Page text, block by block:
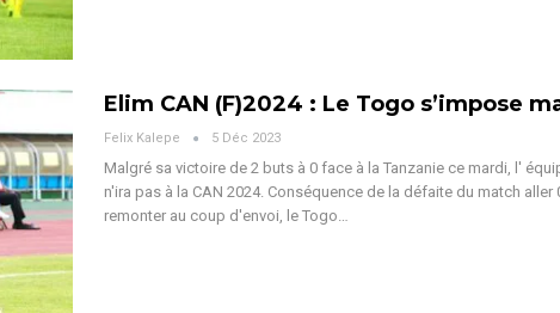
Elim CAN (F)2024 : Le Togo s’impose
Felix Kalepe 5 Déc 2023
Malgré sa victoire de 2 buts à 0 face à la Tanzanie ce mardi, l'
n'ira pas à la CAN 2024. Conséquence de la défaite du match aller
remonter au coup d'envoi, le Togo…